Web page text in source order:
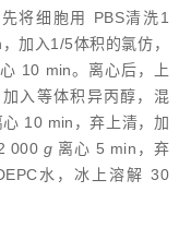
将细胞用 PBS清洗1
加入1/5体积的氯仿，
10 min。离心后，上
入等体积异丙醇，混
10 min，弃上清，加
000 g 离心 5 min，弃
水，冰上溶解 30